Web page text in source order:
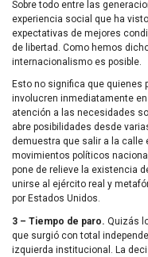
Sobre todo entre las
experiencia social que ha
expectativas de mejores
de libertad. Como hemos
internacionalismo es posible.
Esto no significa que
involucren inmediatamente
atención a las necesidades
abre posibilidades desde
demuestra que salir a la calle
movimientos políticos
pone de relieve la existencia
unirse al ejército real y
por Estados Unidos.
3 – Tiempo de paro. Quizás
que surgió con total
izquierda institucional. La